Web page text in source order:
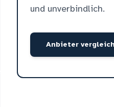
und unverbindlich.
Anbieter